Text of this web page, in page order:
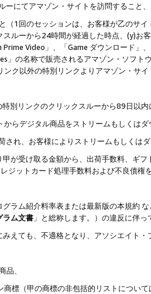
にてアマゾン・サイトを訪問すること、
（1回のセッションは、お客様が乙のサ
ルーから24時間が経過した時点、(y)
Video」、「Game ダウンロード
」の名称で販売されるアマゾン・ソフト
ク以外の特別リンクよりアマゾン・サ
別リンクのクリックスルーから89日以
らデジタル商品をストリームもしくは
れ、お客様によりストリームもしくは
甲が受け取る金額から、出荷手数料、ギ
ジットカード処理手数料および不良債権
ラム紹介料率表または最新版の本規約
ラム文書 」と総称します。）の違反に伴っ
えても、不適格となり、アソシエイト・
品、
標（甲の商標の非包括的リストについ